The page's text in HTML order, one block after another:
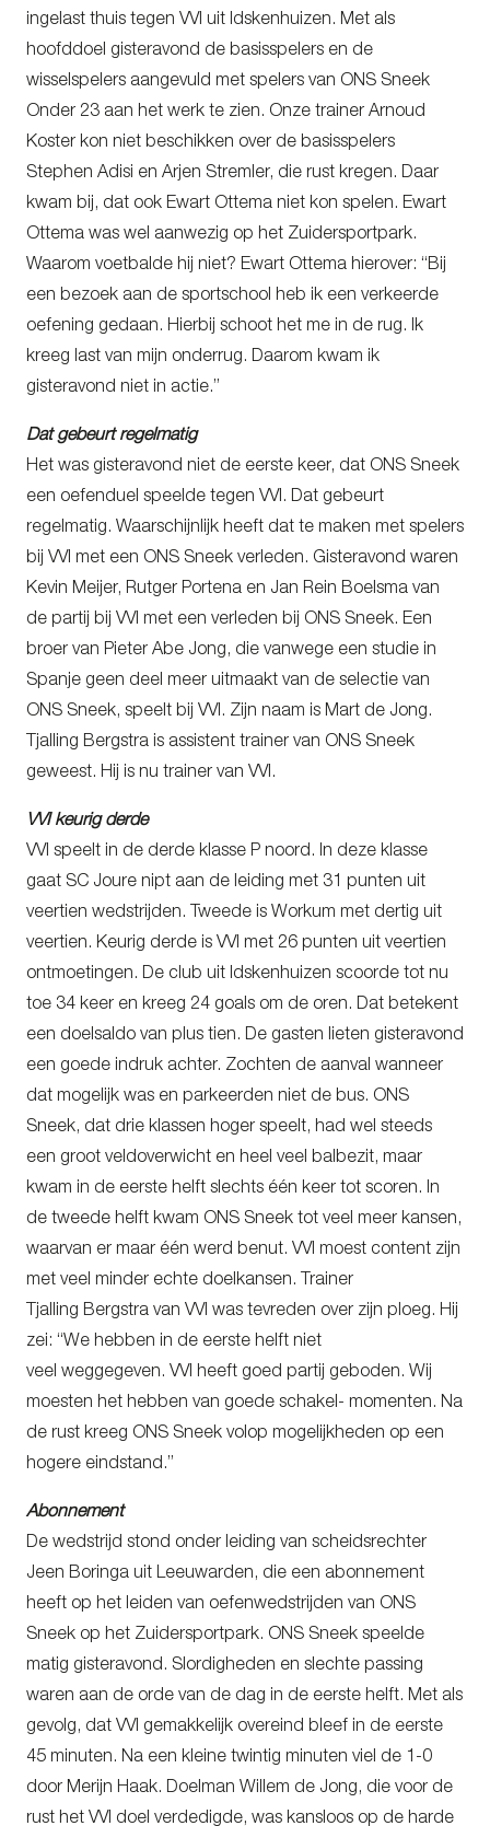
ingelast thuis tegen VVI uit Idskenhuizen. Met als
hoofddoel gisteravond de basisspelers en de
wisselspelers aangevuld met spelers van ONS Sneek
Onder 23 aan het werk te zien. Onze trainer Arnoud
Koster kon niet beschikken over de basisspelers
Stephen Adisi en Arjen Stremler, die rust kregen. Daar
kwam bij, dat ook Ewart Ottema niet kon spelen. Ewart
Ottema was wel aanwezig op het Zuidersportpark.
Waarom voetbalde hij niet? Ewart Ottema hierover: “Bij
een bezoek aan de sportschool heb ik een verkeerde
oefening gedaan. Hierbij schoot het me in de rug. Ik
kreeg last van mijn onderrug. Daarom kwam ik
gisteravond niet in actie.”
Dat gebeurt regelmatig
Het was gisteravond niet de eerste keer, dat ONS Sneek
een oefenduel speelde tegen VVI. Dat gebeurt
regelmatig. Waarschijnlijk heeft dat te maken met spelers
bij VVI met een ONS Sneek verleden. Gisteravond waren
Kevin Meijer, Rutger Portena en Jan Rein Boelsma van
de partij bij VVI met een verleden bij ONS Sneek. Een
broer van Pieter Abe Jong, die vanwege een studie in
Spanje geen deel meer uitmaakt van de selectie van
ONS Sneek, speelt bij VVI. Zijn naam is Mart de Jong.
Tjalling Bergstra is assistent trainer van ONS Sneek
geweest. Hij is nu trainer van VVI.
VVI keurig derde
VVI speelt in de derde klasse P noord. In deze klasse
gaat SC Joure nipt aan de leiding met 31 punten uit
veertien wedstrijden. Tweede is Workum met dertig uit
veertien. Keurig derde is VVI met 26 punten uit veertien
ontmoetingen. De club uit Idskenhuizen scoorde tot nu
toe 34 keer en kreeg 24 goals om de oren. Dat betekent
een doelsaldo van plus tien. De gasten lieten gisteravond
een goede indruk achter. Zochten de aanval wanneer
dat mogelijk was en parkeerden niet de bus. ONS
Sneek, dat drie klassen hoger speelt, had wel steeds
een groot veldoverwicht en heel veel balbezit, maar
kwam in de eerste helft slechts één keer tot scoren. In
de tweede helft kwam ONS Sneek tot veel meer kansen,
waarvan er maar één werd benut. VVI moest content zijn
met veel minder echte doelkansen. Trainer
Tjalling Bergstra van VVI was tevreden over zijn ploeg. Hij
zei: “We hebben in de eerste helft niet
veel weggegeven. VVI heeft goed partij geboden. Wij
moesten het hebben van goede schakel- momenten. Na
de rust kreeg ONS Sneek volop mogelijkheden op een
hogere eindstand.”
Abonnement
De wedstrijd stond onder leiding van scheidsrechter
Jeen Boringa uit Leeuwarden, die een abonnement
heeft op het leiden van oefenwedstrijden van ONS
Sneek op het Zuidersportpark. ONS Sneek speelde
matig gisteravond. Slordigheden en slechte passing
waren aan de orde van de dag in de eerste helft. Met als
gevolg, dat VVI gemakkelijk overeind bleef in de eerste
45 minuten. Na een kleine twintig minuten viel de 1-0
door Merijn Haak. Doelman Willem de Jong, die voor de
rust het VVI doel verdedigde, was kansloos op de harde